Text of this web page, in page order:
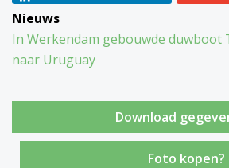
Nieuws
In Werkendam gebouwde duwboot
naar Uruguay
Foto kopen?